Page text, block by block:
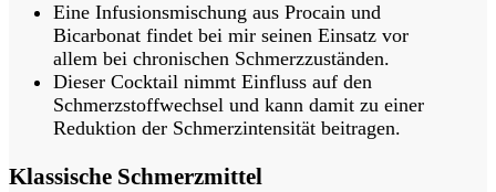
Eine Infusionsmischung aus Procain und
Bicarbonat findet bei mir seinen Einsatz vor
allem bei chronischen Schmerzzuständen.
Dieser Cocktail nimmt Einfluss auf den
Schmerzstoffwechsel und kann damit zu einer
Reduktion der Schmerzintensität beitragen.
Klassische Schmerzmittel